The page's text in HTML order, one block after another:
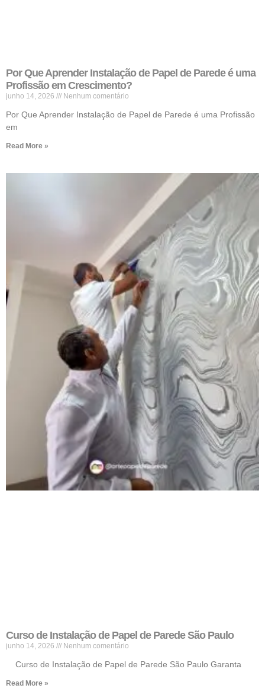
Por Que Aprender Instalação de Papel de Parede é uma
Profissão em Crescimento?
junho 14, 2026 Nenhum comentário
Por Que Aprender Instalação de Papel de Parede é uma Profissão
em
Read More »
Curso de Instalação de Papel de Parede São Paulo
junho 14, 2026 Nenhum comentário
Curso de Instalação de Papel de Parede São Paulo Garanta
Read More »